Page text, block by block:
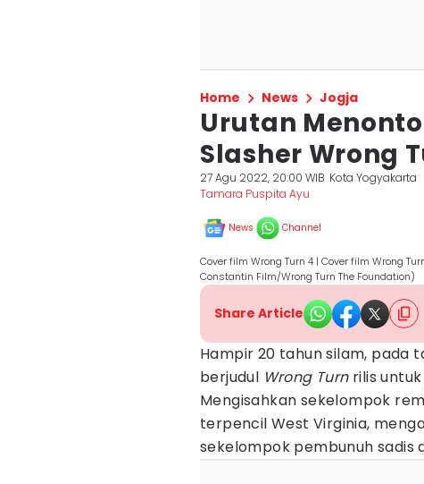
Home News Jogja
Urutan
Slasher Wrong
27 Agu 2022, 20:00 WIB Kota Yogyakarta
Tamara Puspita Ayu
News Channel
Cover film Wrong Turn 4 | Cover film Wrong
Constantin Film/Wrong Turn The Foundation)
Share Article
Hampir 20 tahun silam, pada
berjudul Wrong Turnrilis
Mengisahkan sekelompok
terpencil West Virginia,
sekelompok pembunuh sadis